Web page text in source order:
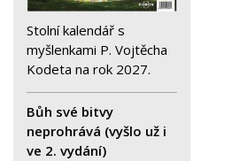
Stolní kalendář s
myšlenkami P. Vojtěcha
Kodeta na rok 2027.
Bůh své bitvy
neprohrává (vyšlo už i
ve 2. vydání)